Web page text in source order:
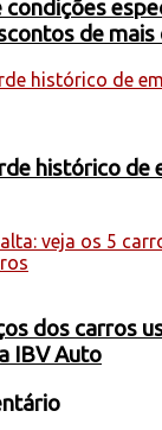
de mais
histórico de
dos carros
IBV Auto